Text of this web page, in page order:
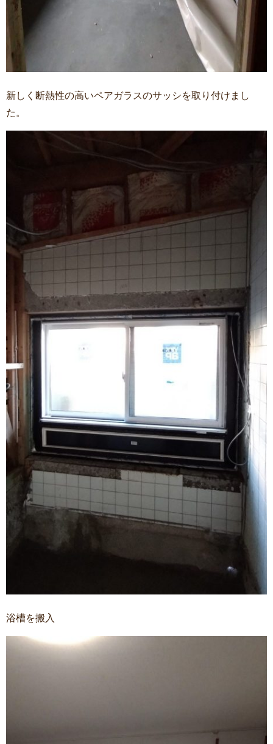
新しく断熱性の高いペアガラスのサッシを取り付けまし
た。
浴槽を搬入